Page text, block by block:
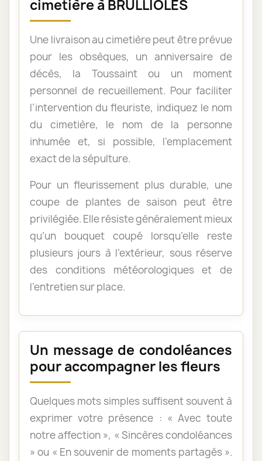
cimetière à BRULLIOLES
Une livraison au cimetière peut être prévue
pour les obsèques, un anniversaire de
décès, la Toussaint ou un moment
personnel de recueillement. Pour faciliter
l’intervention du fleuriste, indiquez le nom
du cimetière, le nom de la personne
inhumée et, si possible, l’emplacement
exact de la sépulture.
Pour un fleurissement plus durable, une
coupe de plantes de saison peut être
privilégiée. Elle résiste généralement mieux
qu’un bouquet coupé lorsqu’elle reste
plusieurs jours à l’extérieur, sous réserve
des conditions météorologiques et de
l’entretien sur place.
Un message de condoléances
pour accompagner les fleurs
Quelques mots simples suffisent souvent à
exprimer votre présence : « Avec toute
notre affection », « Sincères condoléances
» ou « En souvenir de moments partagés ».